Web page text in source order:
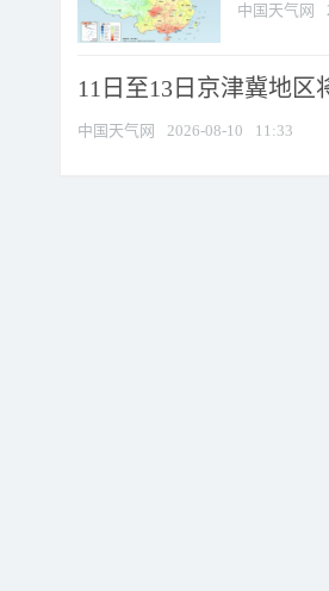
中国天气网
11日至13日京津冀地
中国天气网 2026-08-10 11:33